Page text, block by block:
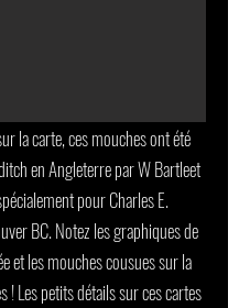
la carte, ces mouches ont été
en Angleterre par W Bartleet
pour Charles E.
BC. Notez les graphiques de
et les mouches cousues sur la
! Les petits détails sur ces cartes